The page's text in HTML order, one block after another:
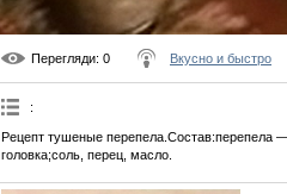
Перегляди: 0 Вкусно и быстро
:
Рецепт тушеные
головка;соль, перец, масло.